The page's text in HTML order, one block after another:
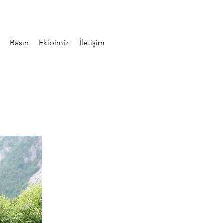
Basın Ekibimiz İletişim